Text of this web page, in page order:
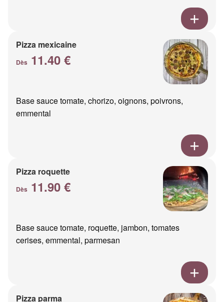
Pizza mexicaine
Dès 11.40 €
Base sauce tomate, chorizo, oignons, poivrons,
emmental
Pizza roquette
Dès 11.90 €
Base sauce tomate, roquette, jambon, tomates
cerises, emmental, parmesan
Pizza parma